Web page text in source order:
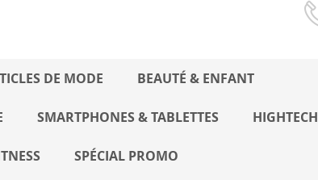
DE MODE BEAUTÉ & ENFANT
SMARTPHONES & TABLETTES HIGHTECH
SPÉCIAL PROMO